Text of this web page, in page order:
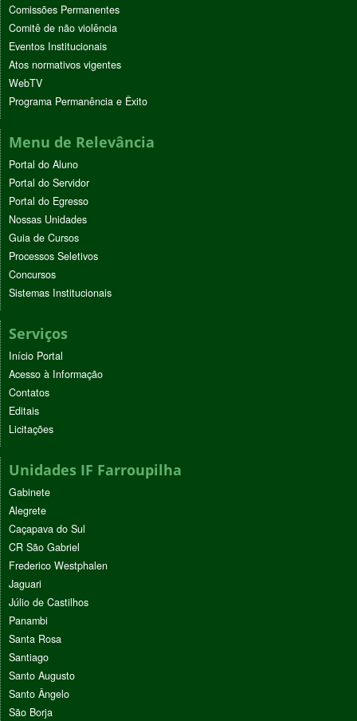
Comissões Permanentes
Comitê de não violência
Eventos Institucionais
Atos normativos vigentes
WebTV
Programa Permanência e Êxito
Menu de Relevância
Portal do Aluno
Portal do Servidor
Portal do Egresso
Nossas Unidades
Guia de Cursos
Processos Seletivos
Concursos
Sistemas Institucionais
Serviços
Início Portal
Acesso à Informação
Contatos
Editais
Licitações
Unidades IF Farroupilha
Gabinete
Alegrete
Caçapava do Sul
CR São Gabriel
Frederico Westphalen
Jaguari
Júlio de Castilhos
Panambi
Santa Rosa
Santiago
Santo Augusto
Santo Ângelo
São Borja